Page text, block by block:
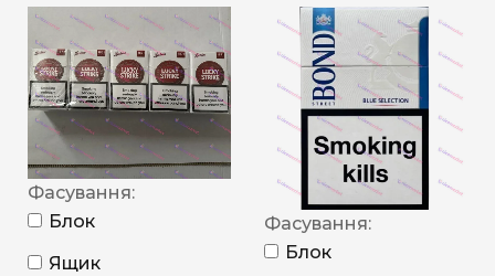
Фасування:
Блок
Ящик
Фасування:
Блок